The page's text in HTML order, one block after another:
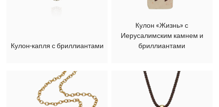
Кулон-капля с бриллиантами
Кулон «Жизнь» с
Иерусалимским камнем и
бриллиантами